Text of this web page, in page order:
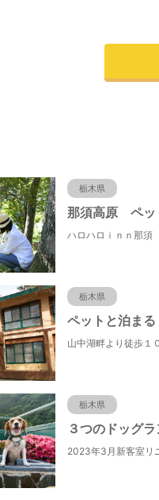
栃木県
ハロハロｉｎｎ那須
栃木県
栃木県